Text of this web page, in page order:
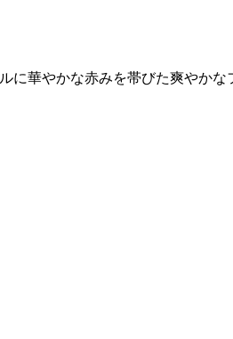
華やかな赤みを帯びた爽やかな